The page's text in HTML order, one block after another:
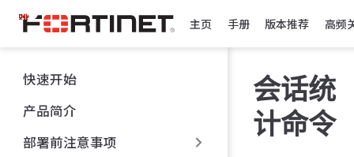
跳
至
主
內
容
主页 手册 版本推荐 高频
快速开始
产品简介
部署前注意事项
会话统
计命令